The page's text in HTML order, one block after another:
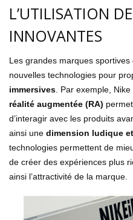
L’UTILISATION
INNOVANTES
Les grandes marques
nouvelles technologies pour
immersives. Par exemple,
réalité augmentée (RA)
d’interagir avec les produits
ainsi une dimension ludique
technologies permettent de
de créer des expériences plus
ainsi l’attractivité de la marque.